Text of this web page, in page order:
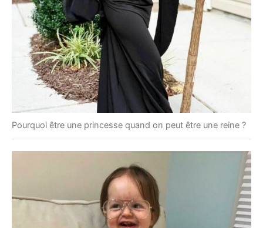
Pourquoi être une princesse quand on peut être une reine ?